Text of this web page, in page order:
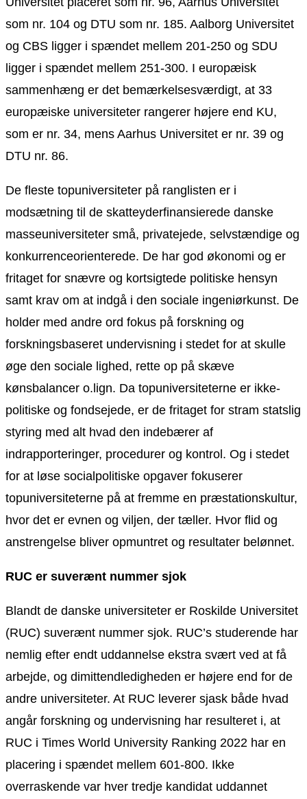
som nr. 104 og DTU som nr. 185. Aalborg Universitet
og CBS ligger i spændet mellem 201-250 og SDU
ligger i spændet mellem 251-300. I europæisk
sammenhæng er det bemærkelsesværdigt, at 33
europæiske universiteter rangerer højere end KU,
som er nr. 34, mens Aarhus Universitet er nr. 39 og
DTU nr. 86.
De fleste topuniversiteter på ranglisten er i
modsætning til de skatteyderfinansierede danske
masseuniversiteter små, privatejede, selvstændige og
konkurrenceorienterede. De har god økonomi og er
fritaget for snævre og kortsigtede politiske hensyn
samt krav om at indgå i den sociale ingeniørkunst. De
holder med andre ord fokus på forskning og
forskningsbaseret undervisning i stedet for at skulle
øge den sociale lighed, rette op på skæve
kønsbalancer o.lign. Da topuniversiteterne er ikke-
politiske og fondsejede, er de fritaget for stram statslig
styring med alt hvad den indebærer af
indrapporteringer, procedurer og kontrol. Og i stedet
for at løse socialpolitiske opgaver fokuserer
topuniversiteterne på at fremme en præstationskultur,
hvor det er evnen og viljen, der tæller. Hvor flid og
anstrengelse bliver opmuntret og resultater belønnet.
RUC er suverænt nummer sjok
Blandt de danske universiteter er Roskilde Universitet
(RUC) suverænt nummer sjok. RUC’s studerende har
nemlig efter endt uddannelse ekstra svært ved at få
arbejde, og dimittendledigheden er højere end for de
andre universiteter. At RUC leverer sjask både hvad
angår forskning og undervisning har resulteret i, at
RUC i Times World University Ranking 2022 har en
placering i spændet mellem 601-800. Ikke
overraskende var hver tredje kandidat uddannet